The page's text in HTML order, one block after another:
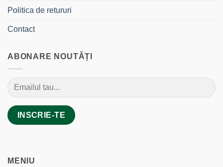
Politica de retururi
Contact
ABONARE NOUTĂȚI
MENIU